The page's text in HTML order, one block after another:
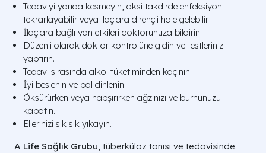
Tedaviyi yarıda kesmeyin, aksi takdirde enfeksiyon
tekrarlayabilir veya ilaçlara dirençli hale gelebilir.
İlaçlara bağlı yan etkileri doktorunuza bildirin.
Düzenli olarak doktor kontrolüne gidin ve testlerinizi
yaptırın.
Tedavi sırasında alkol tüketiminden kaçının.
İyi beslenin ve bol dinlenin.
Öksürürken veya hapşırırken ağzınızı ve burnunuzu
kapatın.
Ellerinizi sık sık yıkayın.
A Life Sağlık Grubu, tüberküloz tanısı ve tedavisinde